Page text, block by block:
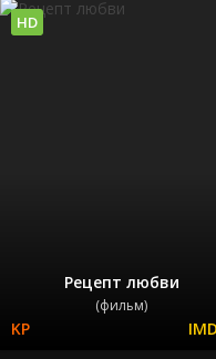
Рецепт любви
(фильм)
HD